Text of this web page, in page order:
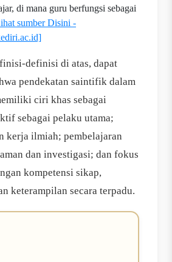
di mana guru berfungsi sebagai
sumber Disini -
definisi di atas, dapat
pendekatan saintifik dalam
ciri khas sebagai
sebagai pelaku utama;
kerja ilmiah; pembelajaran
dan investigasi; dan fokus
kompetensi sikap,
keterampilan secara terpadu.